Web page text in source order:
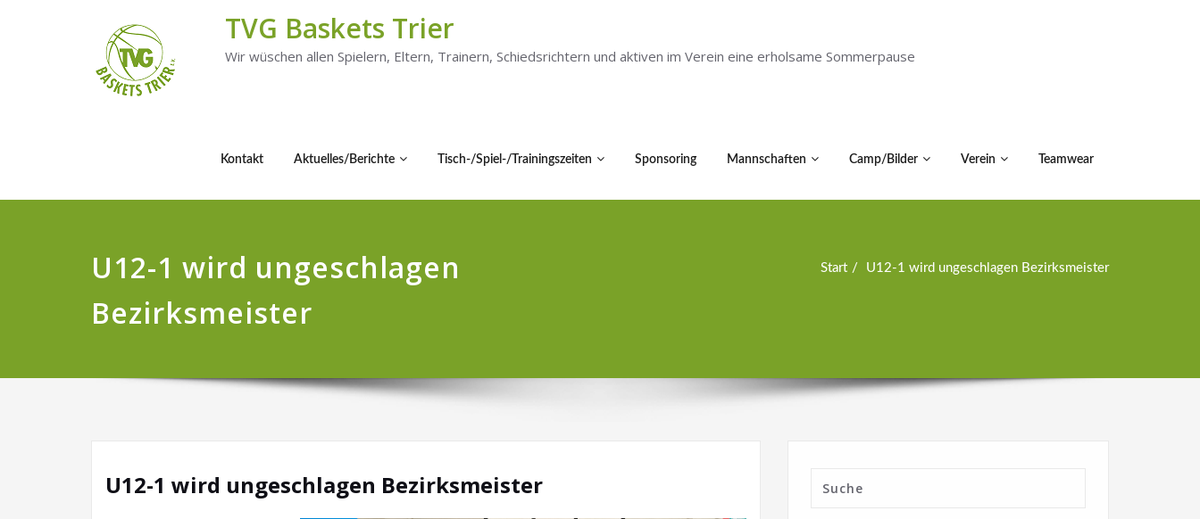
TVG Baskets Trier
Wir wüschen allen Spielern, Eltern, Trainern, Schiedsrichtern und aktiven im Verein eine erholsame Sommerpause
Kontakt Aktuelles/Berichte Tisch-/Spiel-/Trainingszeiten Sponsoring Mannschaften Camp/Bilder Verein Teamwear
U12-1 wird ungeschlagen
Bezirksmeister
Start U12-1 wird ungeschlagen Bezirksmeister
U12-1 wird ungeschlagen Bezirksmeister